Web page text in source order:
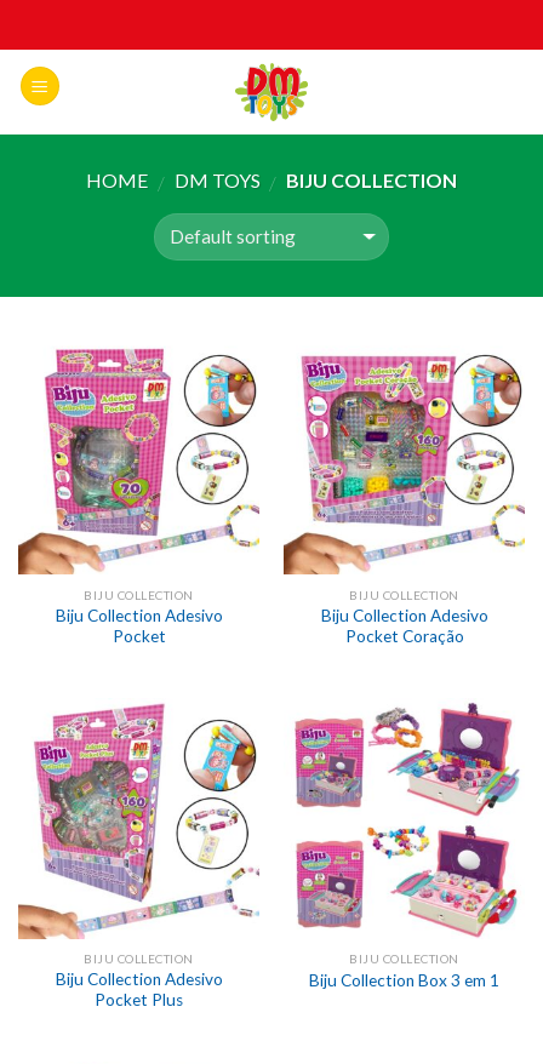
to
content
HOME / DM TOYS / BIJU COLLECTION
BIJU COLLECTION
Biju Collection Adesivo
Pocket
BIJU COLLECTION
Biju Collection Adesivo
Pocket Coração
BIJU COLLECTION
Biju Collection Adesivo
Pocket Plus
BIJU COLLECTION
Biju Collection Box 3 em 1